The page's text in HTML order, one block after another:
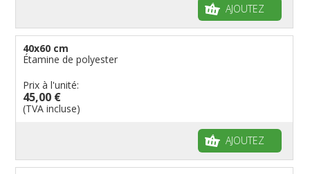
AJOUTEZ
40x60 cm
Étamine de polyester
Prix à l'unité:
45,00 €
(TVA incluse)
AJOUTEZ